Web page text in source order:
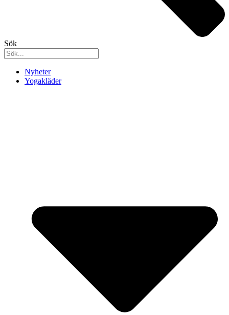
Sök
Nyheter
Yogakläder